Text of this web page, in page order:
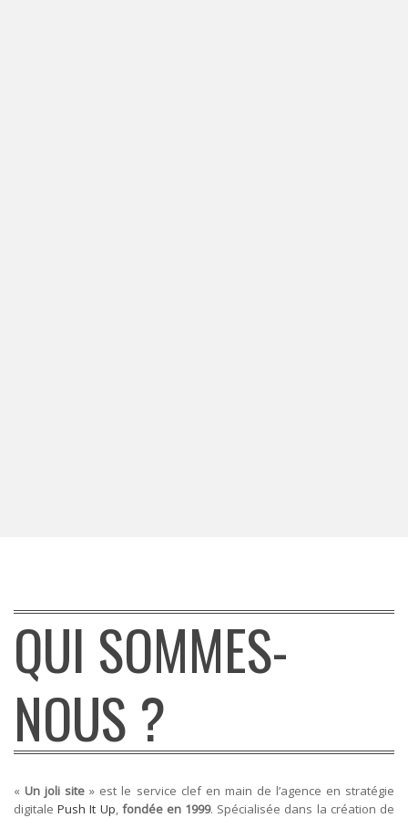
QUI SOMMES-
NOUS ?
« Un joli site » est le service clef en main de l’agence en stratégie
digitalePush It Up, fondée en 1999. Spécialisée dans la création de